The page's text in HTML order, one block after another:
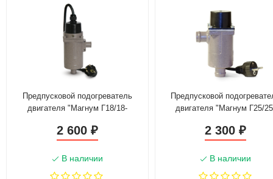
Предпусковой подогреватель
двигателя "Магнум Г18/18-
2 600 ₽
В наличии
Предпусковой
двигателя "Магнум Г25/
2 300₽
В наличии